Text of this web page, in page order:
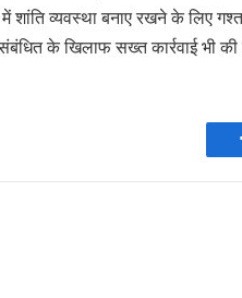
में शांति व्यवस्था बनाए रखने के लिए
संबंधित के खिलाफ सख्त कार्रवाई भी